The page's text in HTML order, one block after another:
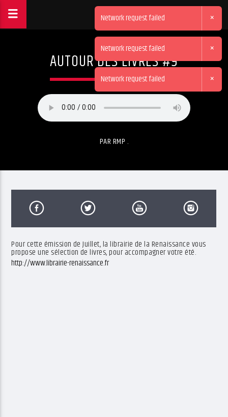
AUTOUR DES LIVRES #9
PAR RMP .
Pour cette émission de Juillet, la librairie de la Renaissance vous
propose une sélection de livres, pour accompagner votre été.
http://www.librairie-renaissance.fr
Network request failed ×
Network request failed ×
Network request failed ×